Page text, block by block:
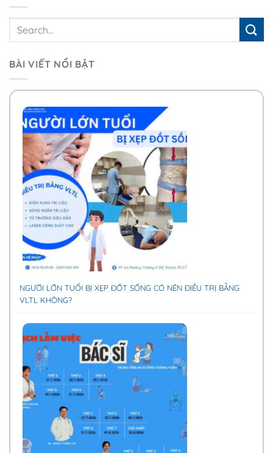
BÀI VIẾT NỔI BẬT
NGƯỜI LỚN TUỔI BỊ XẸP ĐỐT SỐNG CÓ NÊN ĐIỀU TRỊ BẰNG
VLTL KHÔNG?